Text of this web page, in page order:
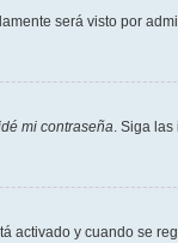
será visto por
mi contraseña . Siga
activado y cuando se